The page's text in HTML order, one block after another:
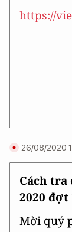
https://
26/08/2020
Cách
2020
Mời quý